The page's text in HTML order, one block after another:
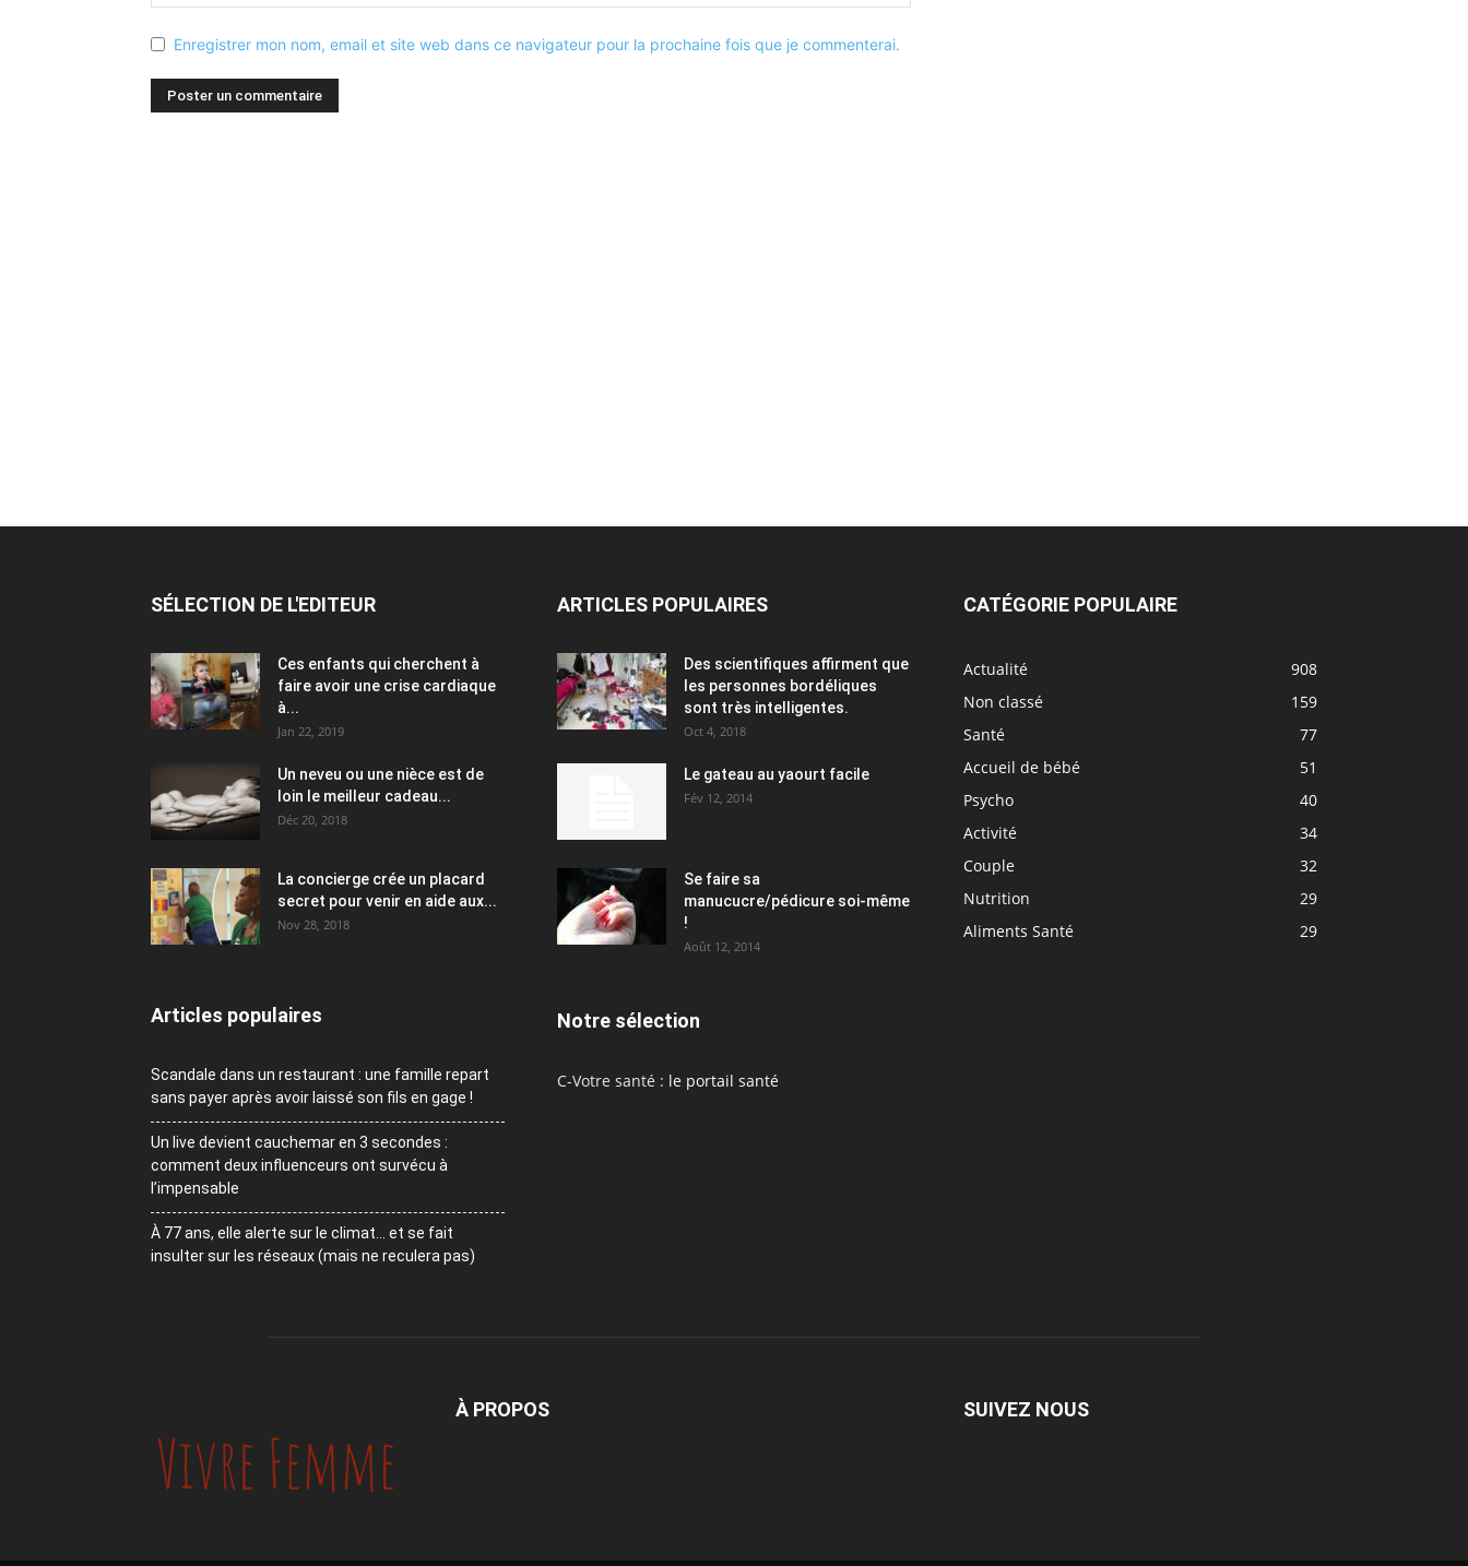
Enregistrer mon nom, email et site web dans ce navigateur pour la prochaine fois que je commenterai.
SÉLECTION DE L'EDITEUR
Ces enfants qui cherchent à
faire avoir une crise cardiaque
à...
Jan 22, 2019
Un neveu ou une nièce est de
loin le meilleur cadeau...
Déc 20, 2018
La concierge crée un placard
secret pour venir en aide aux...
Nov 28, 2018
Articles populaires
Scandale dans un restaurant : une famille repart
sans payer après avoir laissé son fils en gage !
Un live devient cauchemar en 3 secondes :
comment deux influenceurs ont survécu à
l’impensable
À 77 ans, elle alerte sur le climat… et se fait
insulter sur les réseaux (mais ne reculera pas)
ARTICLES POPULAIRES
Des scientifiques affirment que
les personnes bordéliques
sont très intelligentes.
Oct 4, 2018
Le gateau au yaourt facile
Fév 12, 2014
Se faire sa
manucucre/pédicure soi-même
!
Août 12, 2014
Notre sélection
C-Votre santé : le portail santé
CATÉGORIE POPULAIRE
Actualité
908
Non classé
159
Santé
77
Accueil de bébé
51
Psycho
40
Activité
34
Couple
32
Nutrition
29
Aliments Santé
29
À PROPOS SUIVEZ NOUS